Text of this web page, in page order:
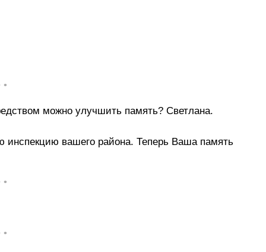
•
можно улучшить память? Светлана.
вашего района. Теперь Ваша память
•
•